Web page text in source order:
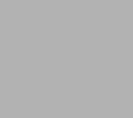
2 released - create
DataFlex code!